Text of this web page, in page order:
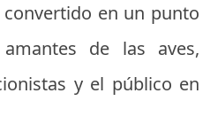
en un punto
de las aves,
y el público en